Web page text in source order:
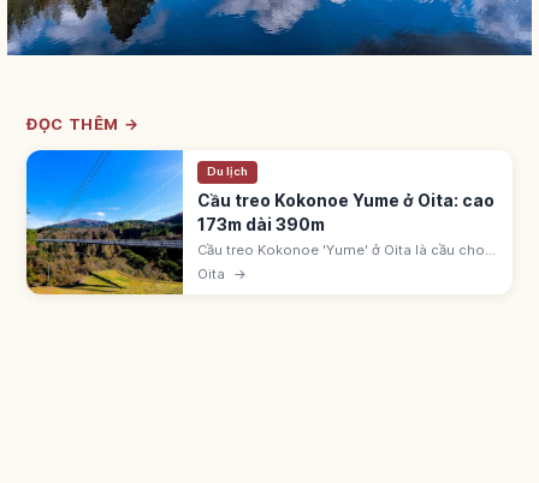
ĐỌC THÊM →
Du lịch
Cầu treo Kokonoe Yume ở Oita: cao
173m dài 390m
Cầu treo Kokonoe 'Yume' ở Oita là cầu cho
người đi bộ cao 173m, dài 390m. Ngắm thác
Oita →